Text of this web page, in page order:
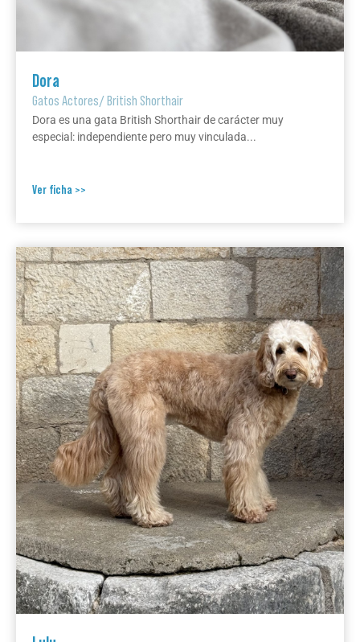
Dora
Gatos Actores/British Shorthair
Dora es una gata British Shorthair de carácter muy
especial: independiente pero muy vinculada...
Ver ficha >>